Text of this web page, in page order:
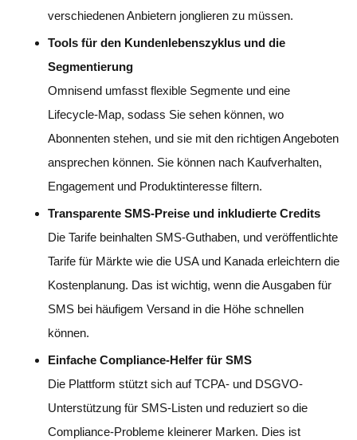
verschiedenen Anbietern jonglieren zu müssen.
Tools für den Kundenlebenszyklus und die
Segmentierung
Omnisend umfasst flexible Segmente und eine
Lifecycle-Map, sodass Sie sehen können, wo
Abonnenten stehen, und sie mit den richtigen Angeboten
ansprechen können. Sie können nach Kaufverhalten,
Engagement und Produktinteresse filtern.
Transparente SMS-Preise und inkludierte Credits
Die Tarife beinhalten SMS-Guthaben, und veröffentlichte
Tarife für Märkte wie die USA und Kanada erleichtern die
Kostenplanung. Das ist wichtig, wenn die Ausgaben für
SMS bei häufigem Versand in die Höhe schnellen
können.
Einfache Compliance-Helfer für SMS
Die Plattform stützt sich auf TCPA- und DSGVO-
Unterstützung für SMS-Listen und reduziert so die
Compliance-Probleme kleinerer Marken. Dies ist